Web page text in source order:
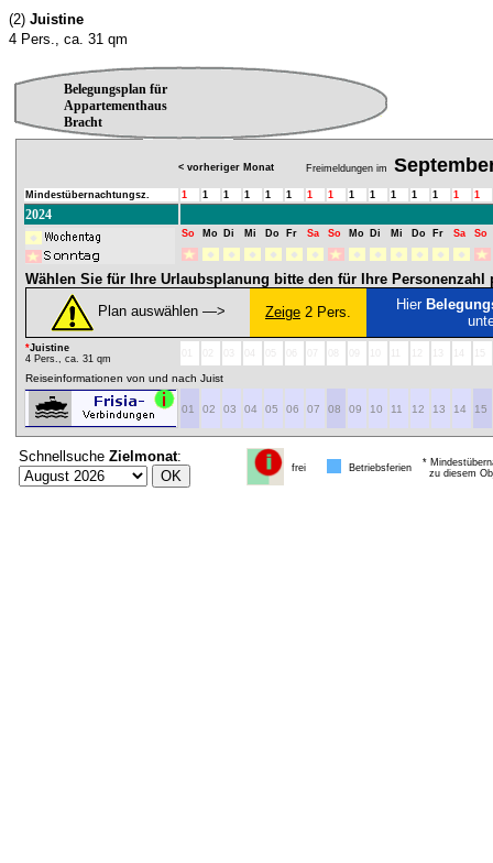
(2) Juistine
4 Pers., ca. 31 qm
Belegungsplan für
Appartementhaus
Bracht
< vorheriger Monat Freimeldungen im
Mindestübernachtungsz. 1 1 1 1 1 1 1 1 1 1 1 1 1 1 1
2024
So Mo Di Mi Do Fr Sa So Mo Di Mi Do Fr Sa So
Wählen Sie für Ihre Urlaubsplanung bitte den für Ihre Personenzahl
Plan auswählen ―>
Zeige 2 Pers. Hier
*Juistine
4 Pers., ca. 31 qm
Reiseinformationen von und nach Juist
01 02 03 04 05 06 07 08 09 10 11 12 13 14 15
Schnellsuche Zielmonat:
frei Betriebsferien
*
zu diesem